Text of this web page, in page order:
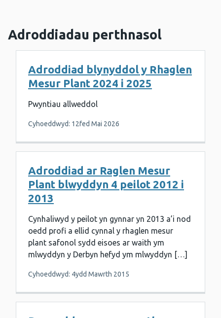
Adroddiadau perthnasol
Adroddiad blynyddol y Rhaglen
Mesur Plant 2024 i 2025
Pwyntiau allweddol
Cyhoeddwyd: 12fed Mai 2026
Adroddiad ar Raglen Mesur
Plant blwyddyn 4 peilot 2012 i
2013
Cynhaliwyd y peilot yn gynnar yn 2013 a’i nod
oedd profi a ellid cynnal y rhaglen mesur
plant safonol sydd eisoes ar waith ym
mlwyddyn y Derbyn hefyd ym mlwyddyn […]
Cyhoeddwyd: 4ydd Mawrth 2015